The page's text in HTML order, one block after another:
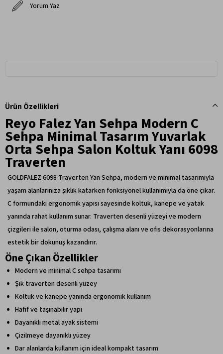
Yorum Yaz
Ürün Özellikleri
Reyo Falez Yan Sehpa Modern C
Sehpa Minimal Tasarım Yuvarlak
Orta Sehpa Salon Koltuk Yanı 6098
Traverten
GOLDFALEZ 6098 Traverten Yan Sehpa, modern ve minimal tasarımıyla
yaşam alanlarınıza şıklık katarken fonksiyonel kullanımıyla da öne çıkar.
C formundaki ergonomik yapısı sayesinde koltuk, kanepe ve yatak
yanında rahat kullanım sunar. Traverten desenli yüzeyi ve modern
çizgileri ile salon, oturma odası, çalışma alanı ve ofis dekorasyonlarına
estetik bir dokunuş kazandırır.
Öne Çıkan Özellikler
Modern ve minimal C sehpa tasarımı
Şık traverten desenli yüzey
Koltuk ve kanepe yanında ergonomik kullanım
Hafif ve taşınabilir yapı
Dayanıklı metal ayak sistemi
Çizilmeye dayanıklı yüzey
Dar alanlarda kullanım için ideal kompakt tasarım